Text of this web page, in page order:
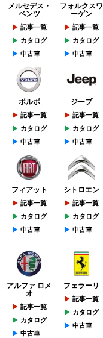
メルセデス・
ベンツ
記事一覧
カタログ
中古車
フォルクスワ
ーゲン
記事一覧
カタログ
中古車
ボルボ
記事一覧
カタログ
中古車
ジープ
記事一覧
カタログ
中古車
フィアット
記事一覧
カタログ
中古車
シトロエン
記事一覧
カタログ
中古車
アルファ ロメ
オ
記事一覧
カタログ
中古車
フェラーリ
記事一覧
カタログ
中古車